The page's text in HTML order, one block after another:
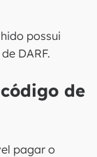
possui
DARF.
de
pagar o